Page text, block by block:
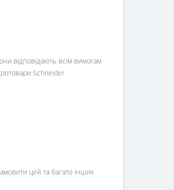
відповідають всім вимогам
Schneider
цей та багато інших